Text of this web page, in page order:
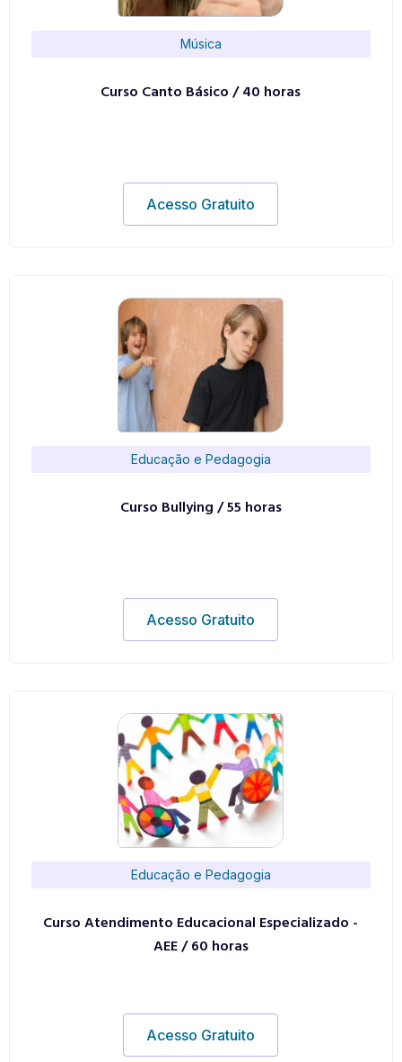
Música
Curso Canto Básico / 40 horas
Acesso Gratuito
Educação e Pedagogia
Curso Bullying / 55 horas
Acesso Gratuito
Educação e Pedagogia
Curso Atendimento Educacional Especializado -
AEE / 60 horas
Acesso Gratuito